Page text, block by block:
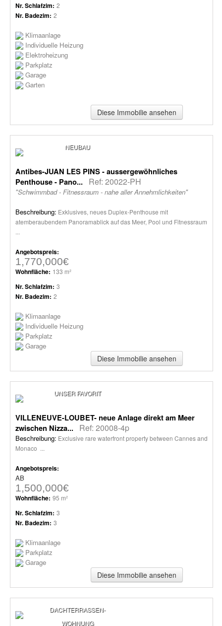
Nr. Schlafzim: 2
Nr. Badezim: 2
Klimaanlage
Individuelle Heizung
Elektroheizung
Parkplatz
Garage
Garten
Diese Immobilie ansehen
NEUBAU
Antibes-JUAN LES PINS - aussergewöhnliches
Penthouse - Pano...
Ref: 20022-PH
"Schwimmbad - Fitnessraum - nahe aller Annehmlichkeiten"
Beschreibung: Exklusives, neues Duplex-Penthouse mit
atemberaubendem Panoramablick auf das Meer, Pool und Fitnessraum
...
Angebotspreis:
1,770,000€
Wohnfläche: 133 m²
Nr. Schlafzim: 3
Nr. Badezim: 2
Klimaanlage
Individuelle Heizung
Parkplatz
Garage
Diese Immobilie ansehen
UNSER FAVORIT
VILLENEUVE-LOUBET- neue Anlage direkt am Meer
zwischen Nizza...
Ref: 20008-4p
Beschreibung: Exclusive rare waterfront property between Cannes and
Monaco ...
Angebotspreis:
AB
1,500,000€
Wohnfläche: 95 m²
Nr. Schlafzim: 3
Nr. Badezim: 3
Klimaanlage
Parkplatz
Garage
Diese Immobilie ansehen
DACHTERRASSEN-
WOHNUNG